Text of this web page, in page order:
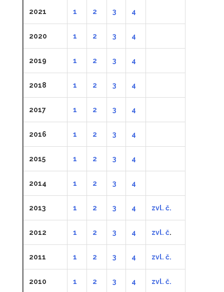
2021 1 2 3 4
2020 1 2 3 4
2019 1 2 3 4
2018 1 2 3 4
2017 1 2 3 4
2016 1 2 3 4
2015 1 2 3 4
2014 1 2 3 4
2013 1 2 3 4 zvl. č.
2012 1 2 3 4 zvl. č.
2011 1 2 3 4 zvl. č.
2010 1 2 3 4 zvl. č.